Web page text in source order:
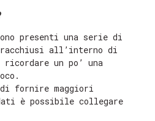
presenti una serie di
racchiusi all’interno di
un po’ una
fornire maggiori
è possibile collegare